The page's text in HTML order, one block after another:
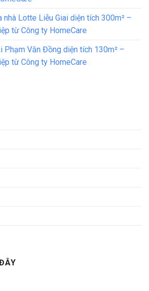
nhà Lotte Liễu Giai diện tích 300m² –
từ Công ty HomeCare
Phạm Văn Đồng diện tích 130m² –
từ Công ty HomeCare